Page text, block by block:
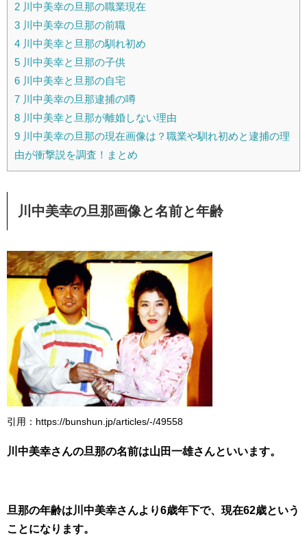
2 川中美幸の旦那の職業現在
3 川中美幸の旦那の前職
4 川中美幸と旦那の馴れ初め
5 川中美幸と旦那の子供
6 川中美幸と旦那の自宅
7 川中美幸の旦那逮捕の噂
8 川中美幸と旦那が離婚しない理由
9 川中美幸の旦那の現在画像は？職業や馴れ初めと逮捕の理
由が衝撃説を調査！まとめ
川中美幸の旦那画像と名前と年齢
引用：https://bunshun.jp/articles/-/49558
川中美幸さんの旦那の名前は山田一雄さんといいます。
旦那の年齢は川中美幸さんより6歳年下で、現在62歳という
ことになります。